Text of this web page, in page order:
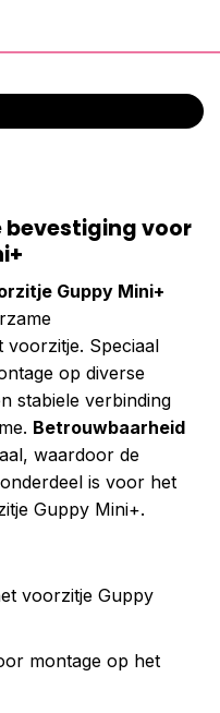
bevestiging voor
Guppy Mini+
voorzitje. Speciaal
op diverse
stabiele verbinding
Betrouwbaarheid
waardoor de
is voor het
Guppy Mini+.
voorzitje Guppy
montage op het